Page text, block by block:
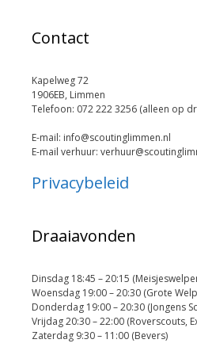
Contact
Kapelweg 72
1906EB, Limmen
Telefoon: 072 222 3256 (alleen op
E-mail: info@scoutinglimmen.nl
E-mail verhuur:
Privacybeleid
Draaiavonden
Dinsdag 18:45 – 20:15
Woensdag 19:00 – 20:30 (Grote
Donderdag 19:00 – 20:30 (Jongens
Vrijdag 20:30 – 22:00 (Roverscouts,
Zaterdag 9:30 – 11:00 (Bevers)